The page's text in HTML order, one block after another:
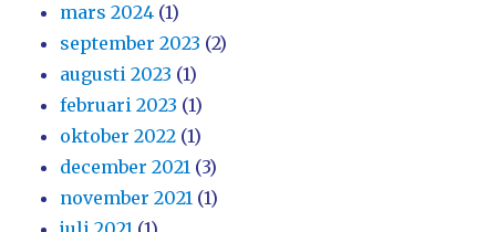
mars 2024 (1)
september 2023 (2)
augusti 2023 (1)
februari 2023 (1)
oktober 2022 (1)
december 2021 (3)
november 2021 (1)